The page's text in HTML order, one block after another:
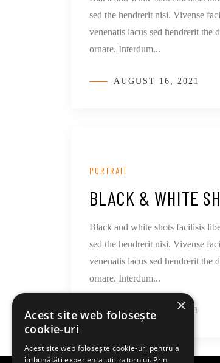
sed the hendrerit nisi. Vivense
venenatis lacus sed hendrerit
ornare. Interdum...
AUGUST 16, 2021
PORTRAIT
BLACK & WHITE
Black and white shots facilisis
sed the hendrerit nisi. Vivense
venenatis lacus sed hendrerit
ornare. Interdum...
AUGUST 16, 2021
×
Acest site web folosește
cookie-uri
Acest site web folosește cookie-uri pentru a
îmbunătăți experiența utilizatorului. Prin